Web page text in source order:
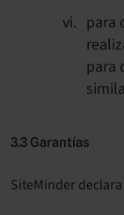
para
para
3.3 Garantías
SiteMinder